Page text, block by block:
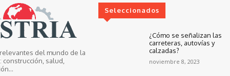
del mundo de la
construcción, salud,
Seleccionados
¿Cómo se señalizan las
carreteras, autovías y
calzadas?
noviembre 8, 2023